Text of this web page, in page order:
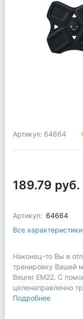
Артикул: 64664
189.79 руб.
Артикул: 64664
Все характеристики
Наконец-то Вы в
тренировку Вашей
Beurer EM22. С
целенаправленно
Подробнее